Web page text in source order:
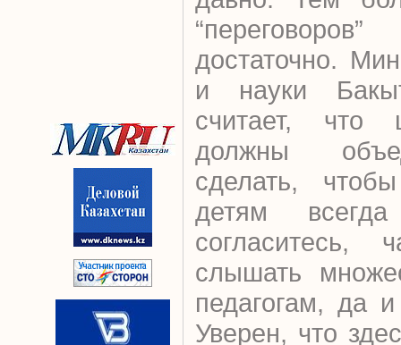
достаточно.
и науки
считает,
должны
сделать,
детям
согласитесь,
слышать
педагогам, да
Уверен, что